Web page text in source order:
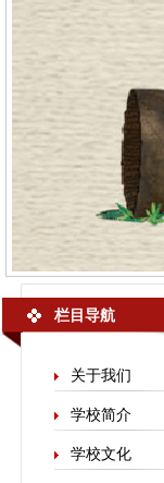
栏目导航
关于我们
学校简介
学校文化